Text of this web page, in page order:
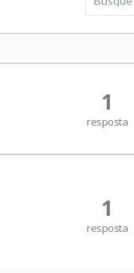
1
resposta
1
resposta